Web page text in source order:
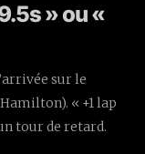
» ou «
sur le
« +1 lap
tour de retard.